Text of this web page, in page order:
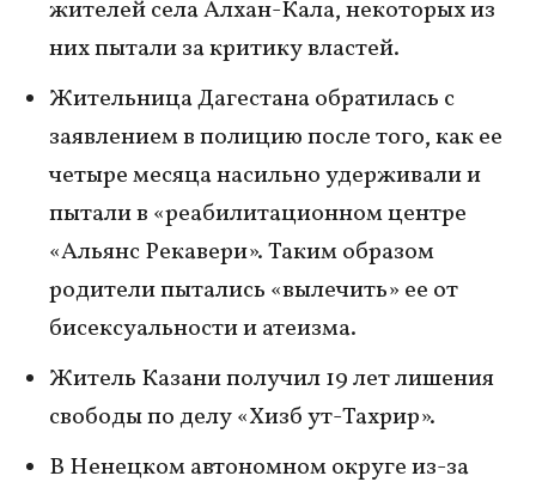
жителей села Алхан-Кала, некоторых из
них пытали за критику властей.
Жительница Дагестана обратилась с
заявлением в полицию после того, как ее
четыре месяца насильно удерживали и
пытали в «реабилитационном центре
«Альянс Рекавери». Таким образом
родители пытались «вылечить» ее от
бисексуальности и атеизма.
Житель Казани получил 19 лет лишения
свободы по делу «Хизб ут-Тахрир».
В Ненецком автономном округе из-за